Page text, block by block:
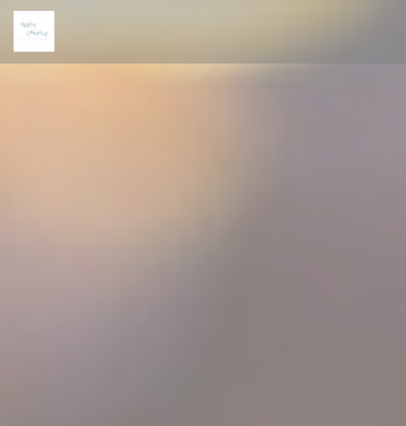
Painel de Gerenciamento de Cookies